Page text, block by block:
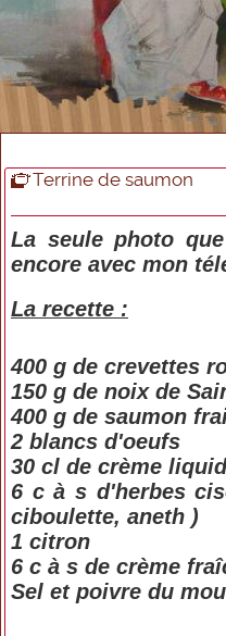
Terrine de saumon
La seule photo
encore avec mon
La recette :
400 g de crevettes
150 g de noix de
400 g de saumon
2 blancs d'oeufs
30 cl de crème
6 c à s d'herbes
ciboulette, aneth )
1 citron
6 c à s de crème
Sel et poivre du